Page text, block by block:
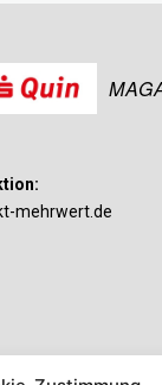
mehrwert.de